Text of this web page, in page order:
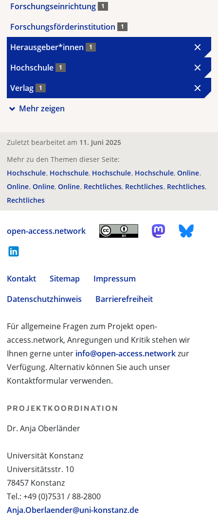
Forschungseinrichtung 1
Forschungsförderinstitution 1
Herausgeber*innen 1
Hochschule 1
Verlag 1
Mehr zeigen
Zuletzt bearbeitet am 11. Juni 2025
Mehr zu den Themen dieser Seite:
Hochschule Hochschule Hochschule Hochschule Online
Online Online Online Rechtliches Rechtliches Rechtliches
Rechtliches
open-access.network
Kontakt Sitemap
Impressum
Datenschutzhinweis
Barrierefreiheit
Für allgemeine Fragen zum Projekt open-
access.network, Anregungen und Kritik stehen wir
Ihnen gerne unter info@open-access.networkzur
Verfügung. Alternativ können Sie auch unser
Kontaktformular verwenden.
PROJEKTKOORDINATION
Dr. Anja Oberländer
Universität Konstanz
Universitätsstr. 10
78457 Konstanz
Tel.: +49 (0)7531 / 88-2800
Anja.Oberlaender@uni-konstanz.de